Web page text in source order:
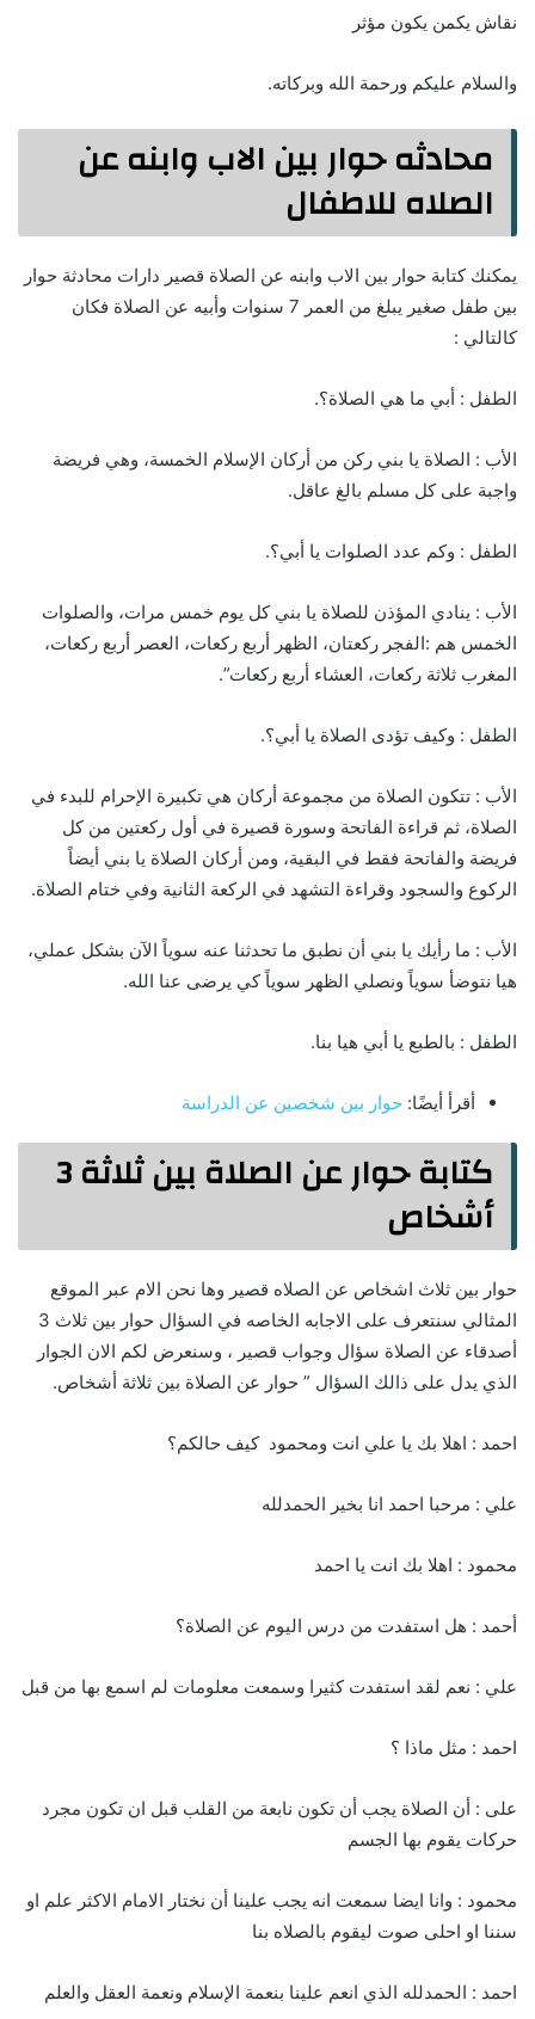
نقاش يكمن يكون مؤثر
والسلام عليكم ورحمة الله وبركاته.
محادثه حوار بين الاب وابنه عن
الصلاه للاطفال
يمكنك كتابة حوار بين الاب وابنه عن الصلاة قصير دارات محادثة حوار
بين طفل صغير يبلغ من العمر 7 سنوات وأبيه عن الصلاة فكان
كالتالي :
الطفل : أبي ما هي الصلاة؟.
الأب : الصلاة يا بني ركن من أركان الإسلام الخمسة، وهي فريضة
واجبة على كل مسلم بالغ عاقل.
الطفل : وكم عدد الصلوات يا أبي؟.
الأب : ينادي المؤذن للصلاة يا بني كل يوم خمس مرات، والصلوات
الخمس هم :الفجر ركعتان، الظهر أربع ركعات، العصر أربع ركعات،
المغرب ثلاثة ركعات، العشاء أربع ركعات”.
الطفل : وكيف تؤدى الصلاة يا أبي؟.
الأب : تتكون الصلاة من مجموعة أركان هي تكبيرة الإحرام للبدء في
الصلاة، ثم قراءة الفاتحة وسورة قصيرة في أول ركعتين من كل
فريضة والفاتحة فقط في البقية، ومن أركان الصلاة يا بني أيضاً
الركوع والسجود وقراءة التشهد في الركعة الثانية وفي ختام الصلاة.
الأب : ما رأيك يا بني أن نطبق ما تحدثنا عنه سوياً الآن بشكل عملي،
هيا نتوضأ سوياً ونصلي الظهر سوياً كي يرضى عنا الله.
الطفل : بالطبع يا أبي هيا بنا.
أقرأ أيضًا: حوار بين شخصين عن الدراسة
كتابة حوار عن الصلاة بين ثلاثة 3
أشخاص
حوار بين ثلاث اشخاص عن الصلاه قصير وها نحن الام عبر الموقع
المثالي سنتعرف على الاجابه الخاصه في السؤال حوار بين ثلاث 3
أصدقاء عن الصلاة سؤال وجواب قصير ، وسنعرض لكم الان الجوار
الذي يدل على ذالك السؤال ” حوار عن الصلاة بين ثلاثة أشخاص.
احمد : اهلا بك يا علي انت ومحمود كيف حالكم؟
علي : مرحبا احمد انا بخير الحمدلله
محمود : اهلا بك انت يا احمد
أحمد : هل استفدت من درس اليوم عن الصلاة؟
علي : نعم لقد استفدت كثيرا وسمعت معلومات لم اسمع بها من قبل
احمد : مثل ماذا ؟
على : أن الصلاة يجب أن تكون نابعة من القلب قبل ان تكون مجرد
حركات يقوم بها الجسم
محمود : وانا ايضا سمعت انه يجب علينا أن نختار الامام الاكثر علم او
سننا او احلى صوت ليقوم بالصلاه بنا
احمد : الحمدلله الذي انعم علينا بنعمة الإسلام ونعمة العقل والعلم